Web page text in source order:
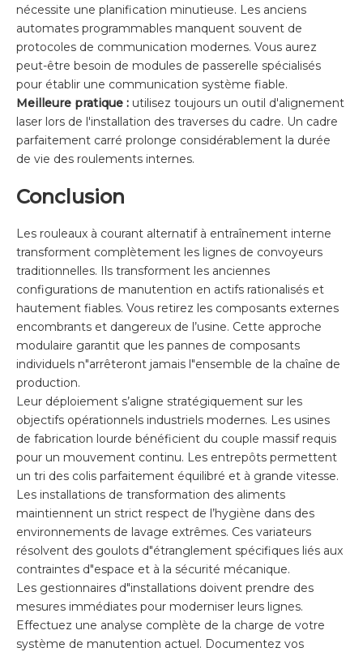
nécessite une planification minutieuse. Les anciens
automates programmables manquent souvent de
protocoles de communication modernes. Vous aurez
peut-être besoin de modules de passerelle spécialisés
pour établir une communication système fiable.
Meilleure pratique : utilisez toujours un outil d'alignement
laser lors de l'installation des traverses du cadre. Un cadre
parfaitement carré prolonge considérablement la durée
de vie des roulements internes.
Conclusion
Les rouleaux à courant alternatif à entraînement interne
transforment complètement les lignes de convoyeurs
traditionnelles. Ils transforment les anciennes
configurations de manutention en actifs rationalisés et
hautement fiables. Vous retirez les composants externes
encombrants et dangereux de l’usine. Cette approche
modulaire garantit que les pannes de composants
individuels n"arrêteront jamais l"ensemble de la chaîne de
production.
Leur déploiement s’aligne stratégiquement sur les
objectifs opérationnels industriels modernes. Les usines
de fabrication lourde bénéficient du couple massif requis
pour un mouvement continu. Les entrepôts permettent
un tri des colis parfaitement équilibré et à grande vitesse.
Les installations de transformation des aliments
maintiennent un strict respect de l’hygiène dans des
environnements de lavage extrêmes. Ces variateurs
résolvent des goulots d"étranglement spécifiques liés aux
contraintes d"espace et à la sécurité mécanique.
Les gestionnaires d"installations doivent prendre des
mesures immédiates pour moderniser leurs lignes.
Effectuez une analyse complète de la charge de votre
système de manutention actuel. Documentez vos